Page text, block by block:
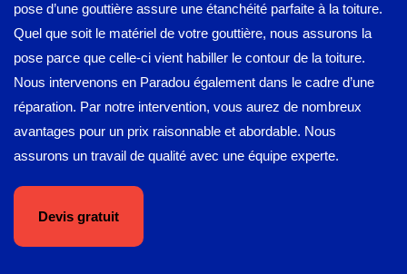
pose d’une gouttière assure une étanchéité parfaite à la toiture.
Quel que soit le matériel de votre gouttière, nous assurons la
pose parce que celle-ci vient habiller le contour de la toiture.
Nous intervenons en Paradou également dans le cadre d’une
réparation. Par notre intervention, vous aurez de nombreux
avantages pour un prix raisonnable et abordable. Nous
assurons un travail de qualité avec une équipe experte.
Devis gratuit